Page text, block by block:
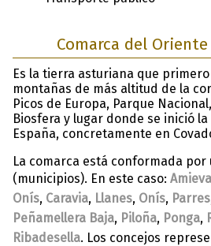
Comarca del
Es la tierra asturiana que
montañas de más altitud de la
Picos de Europa, Parque
Biosfera y lugar donde se inició
España, concretamente en
La comarca está conformada por
(municipios). En este caso: Amieva
Onís, Caravia, Llanes, Onís, Parres
Peñamellera Baja, Piloña, Ponga,
Ribadesella. Los concejos